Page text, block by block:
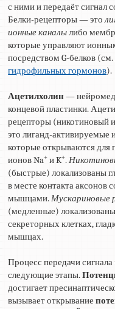
с ними и передаёт сигнал
Белки-рецепторы — это
ионные каналылибо
которые управляют
посредством G-белков (см.
гидрофильных гормонов).
Ацетилхолин—
концевой пластинки.
рецепторы
это лиганд-активируемые
которые открываются для
ионов Na+ и K+.
(быстрые) локализованы
в месте контакта аксонов
мышцами.Мускариновые
(медленные)
секреторных клетках,
мышцах.
Процесс передачи сигнала
следующие этапы.
достигает
вызывает открывание